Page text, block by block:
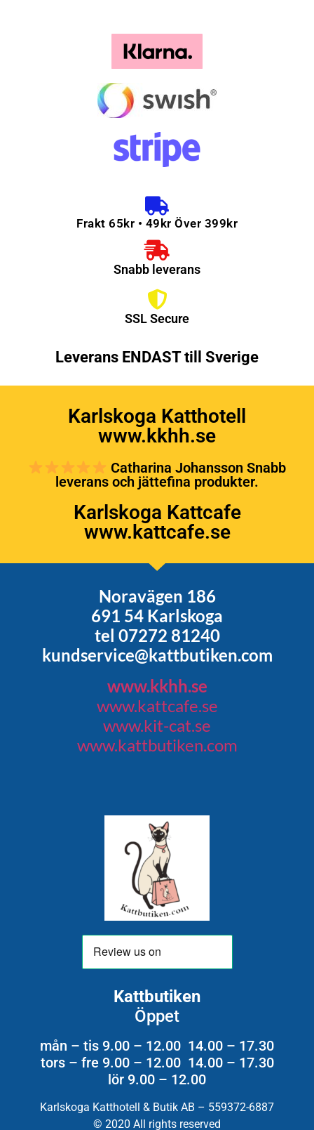
Frakt 65kr • 49kr Över 399kr
Snabb leverans
SSL Secure
Leverans ENDAST till Sverige
Karlskoga Katthotell
www.kkhh.se
Catharina Johansson Snabb
leverans och jättefina produkter.
Karlskoga Kattcafe
www.kattcafe.se
Noravägen 186
691 54 Karlskoga
tel 07272 81240
kundservice@kattbutiken.com
www.kkhh.se
www.kattcafe.se
www.kit-cat.se
www.kattbutiken.com
Kattbutiken
Öppet
mån – tis 9.00 – 12.00 14.00 – 17.30
tors – fre 9.00 – 12.00 14.00 – 17.30
lör 9.00 – 12.00
Karlskoga Katthotell & Butik AB – 559372-6887
© 2020 All rights reserved